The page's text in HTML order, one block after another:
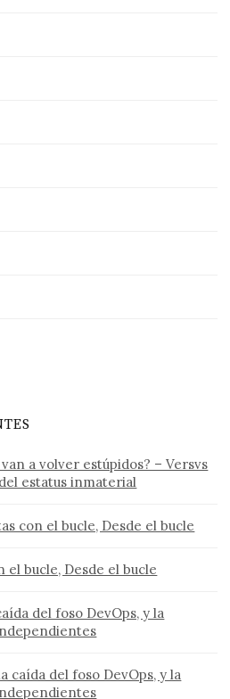
a volver estúpidos? – Versvs
estatus inmaterial
con el bucle, Desde el bucle
el bucle, Desde el bucle
del foso DevOps, y la
caída del foso DevOps, y la